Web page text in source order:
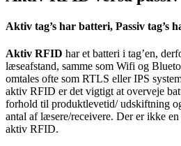
Aktiv tag’s har batteri, Passiv tag’s
Aktiv RFID har et batteri i tag’en,
læseafstand, samme som Wifi og
omtales ofte som RTLS eller IPS
aktiv RFID er det vigtigt at overveje
forhold til produktlevetid/ udskiftning
antal af læsere/receivere. Der er ikke
aktiv RFID.